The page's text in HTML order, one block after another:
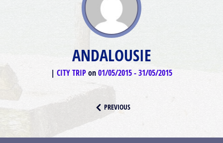
ANDALOUSIE
CITY TRIPon01/05/2015-31/05/2015
PREVIOUS